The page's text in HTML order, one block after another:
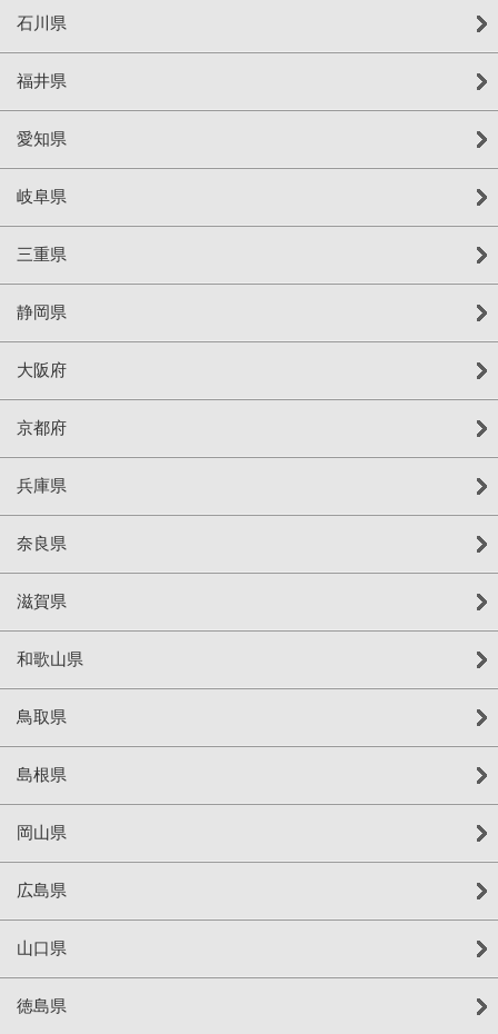
石川県
福井県
愛知県
岐阜県
三重県
静岡県
大阪府
京都府
兵庫県
奈良県
滋賀県
和歌山県
鳥取県
島根県
岡山県
広島県
山口県
徳島県